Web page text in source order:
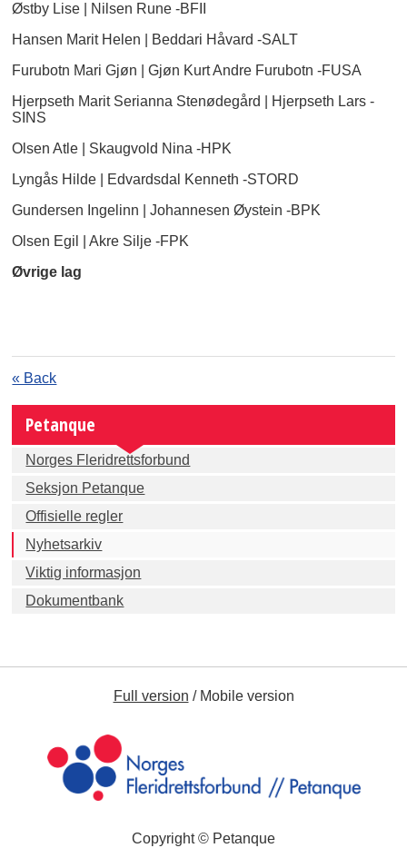
Østby Lise | Nilsen Rune -BFII
Hansen Marit Helen | Beddari Håvard -SALT
Furubotn Mari Gjøn | Gjøn Kurt Andre Furubotn -FUSA
Hjerpseth Marit Serianna Stenødegård | Hjerpseth Lars -
SINS
Olsen Atle | Skaugvold Nina -HPK
Lyngås Hilde | Edvardsdal Kenneth -STORD
Gundersen Ingelinn | Johannesen Øystein -BPK
Olsen Egil | Akre Silje -FPK
Øvrige lag
« Back
Petanque
Norges Fleridrettsforbund
Seksjon Petanque
Offisielle regler
Nyhetsarkiv
Viktig informasjon
Dokumentbank
Full version /Mobile version
Copyright © Petanque